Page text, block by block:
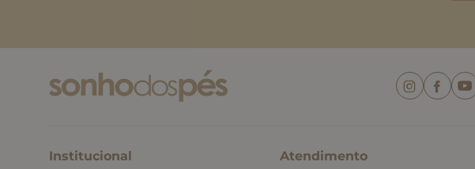
Institucional Atendimento